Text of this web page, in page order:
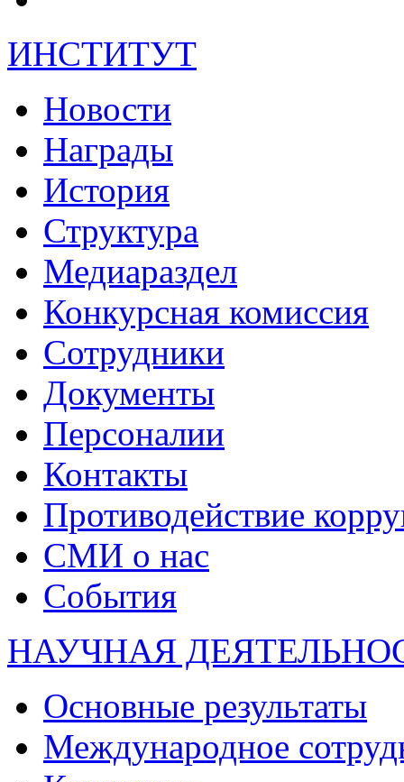
ИНСТИТУТ
Новости
Награды
История
Структура
Медиараздел
Конкурсная комиссия
Сотрудники
Документы
Персоналии
Контакты
Противодействие
СМИ о нас
События
НАУЧНАЯ
Основные результаты
Международное